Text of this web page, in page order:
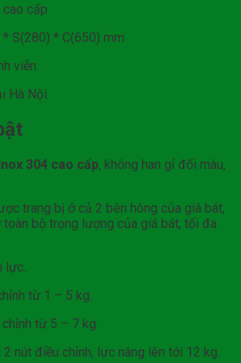
cao cấp
S(280) * C(650) mm
viễn.
Hà Nội.
304 cao cấp, không han gỉ đổi màu,
trang bị ở cả 2 bên hông của giá bát,
toàn bộ trọng lượng của giá bát, tối đa
lực.
từ 1 – 5 kg.
từ 5 – 7 kg.
nút điều chỉnh, lực nâng lên tới 12 kg.